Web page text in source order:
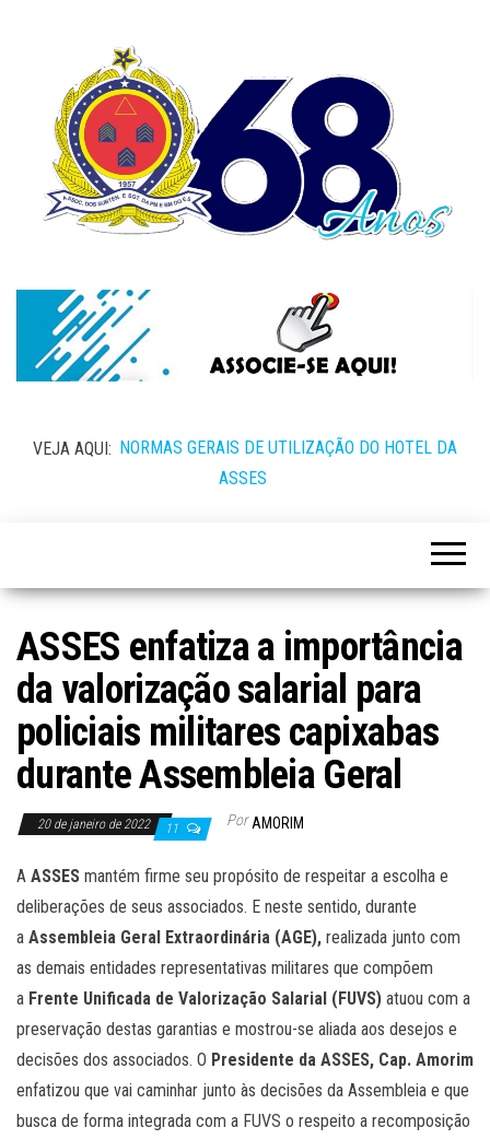
VEJA AQUI: NORMAS GERAIS DE UTILIZAÇÃO DO HOTEL DA
ASSES
ASSES enfatiza a importância
da valorização salarial para
policiais militares capixabas
durante Assembleia Geral
20 de janeiro de 2022 11 Por AMORIM
A ASSES mantém firme seu propósito de respeitar a escolha e
deliberações de seus associados. E neste sentido, durante
a Assembleia Geral Extraordinária (AGE), realizada junto com
as demais entidades representativas militares que compõem
a Frente Unificada de Valorização Salarial (FUVS) atuou com a
preservação destas garantias e mostrou-se aliada aos desejos e
decisões dos associados. O Presidente da ASSES, Cap. Amorim
enfatizou que vai caminhar junto às decisões da Assembleia e que
busca de forma integrada com a FUVS o respeito a recomposição